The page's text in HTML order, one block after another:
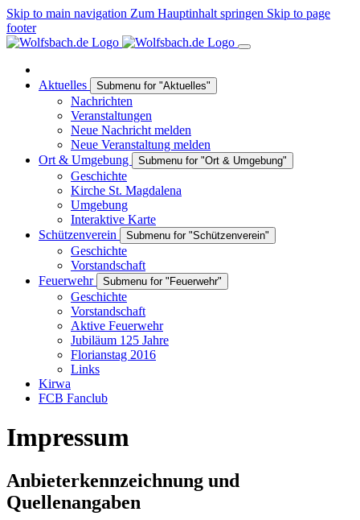
Skip to main navigation Zum Hauptinhalt springen Skip to page
footer
Aktuelles Submenu for "Aktuelles"
Nachrichten
Veranstaltungen
Neue Nachricht melden
Neue Veranstaltung melden
Ort & Umgebung
Submenu for "Ort & Umgebung"
Geschichte
Kirche St. Magdalena
Umgebung
Interaktive Karte
Schützenverein
Submenu for "Schützenverein"
Geschichte
Vorstandschaft
Feuerwehr
Submenu for "Feuerwehr"
Geschichte
Vorstandschaft
Aktive Feuerwehr
Jubiläum 125 Jahre
Florianstag 2016
Links
Kirwa
FCB Fanclub
Impressum
Anbieterkennzeichnung und
Quellenangaben